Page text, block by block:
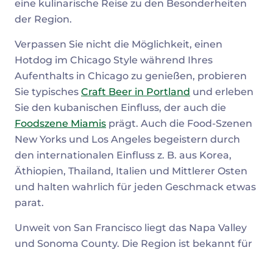
eine kulinarische Reise zu den Besonderheiten
der Region.
Verpassen Sie nicht die Möglichkeit, einen
Hotdog im Chicago Style während Ihres
Aufenthalts in Chicago zu genießen, probieren
Sie typisches Craft Beer in Portland und erleben
Sie den kubanischen Einfluss, der auch die
Foodszene Miamis prägt. Auch die Food-Szenen
New Yorks und Los Angeles begeistern durch
den internationalen Einfluss z. B. aus Korea,
Äthiopien, Thailand, Italien und Mittlerer Osten
und halten wahrlich für jeden Geschmack etwas
parat.
Unweit von San Francisco liegt das Napa Valley
und Sonoma County. Die Region ist bekannt für